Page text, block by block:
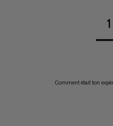
1
Comment était ton